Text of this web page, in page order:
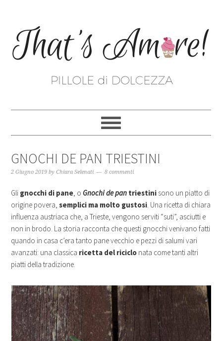
GNOCHI DE PAN TRIESTINI
2 Giugno 2019 byChiara Selenati 8 commenti
Gli gnocchi di pane, oGnochi de pan triestini sono un piatto di
origine povera,semplici ma molto gustosi. Una ricetta di chiara
influenza austriaca che, a Trieste, vengono serviti “suti”, asciutti e
non in brodo. La storia racconta che questi gnocchi venivano fatti
quando in casa c’era tanto pane vecchio e pezzi di salumi vari
avanzati: una classica ricetta del riciclo nata come tanti altri
piatti della tradizione.